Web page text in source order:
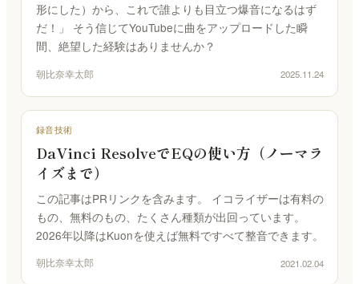
形にした）から、これで誰よりも目立つ爆音になるはず
だ！」 そう信じてYouTubeに曲をアップロードした瞬
間、絶望した経験はありませんか？
朝比奈幸太郎 2025.11.24
録音技術
DaVinci ResolveでEQの使い方（ノーマラ
イズまで）
この記事はPRリンクを含みます。 イコライザーは有料の
もの、無料のもの、たくさん種類が出回っています。
2026年以降はKuonを使えば無料ですべて整音できます。
朝比奈幸太郎 2021.02.04